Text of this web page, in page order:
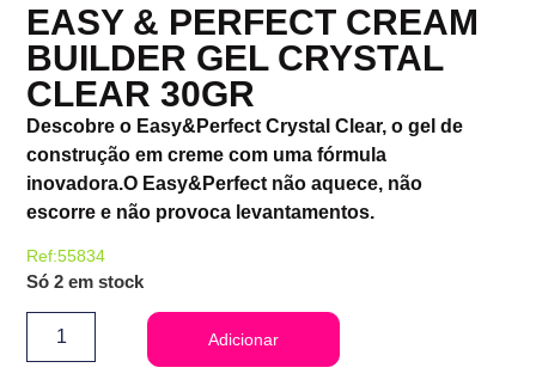
EASY & PERFECT CREAM
BUILDER GEL CRYSTAL
CLEAR 30GR
Descobre o Easy&Perfect Crystal Clear, o gel de
construção em creme com uma fórmula
inovadora.O Easy&Perfect não aquece, não
escorre e não provoca levantamentos.
Ref:55834
Só 2 em stock
Adicionar